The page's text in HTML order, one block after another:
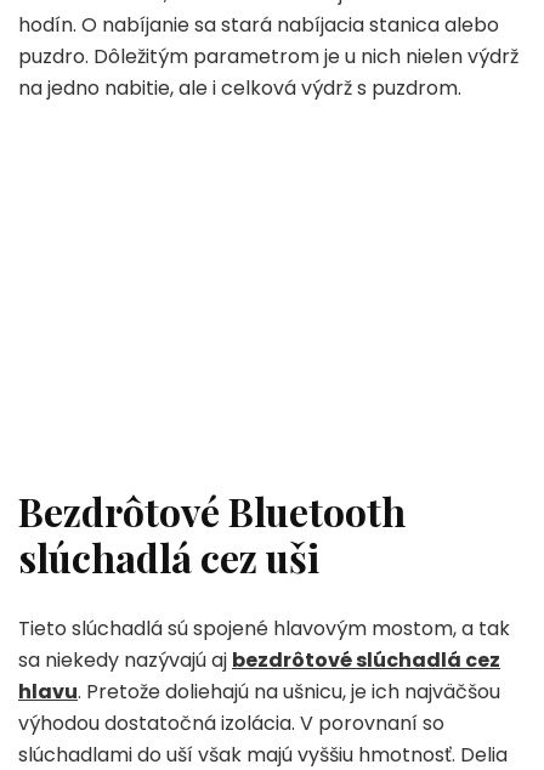
hodín. O nabíjanie sa stará nabíjacia stanica alebo
puzdro. Dôležitým parametrom je u nich nielen výdrž
na jedno nabitie, ale i celková výdrž s puzdrom.
Bezdrôtové Bluetooth
slúchadlá cez uši
Tieto slúchadlá sú spojené hlavovým mostom, a tak
sa niekedy nazývajú aj bezdrôtové slúchadlá cez
hlavu. Pretože doliehajú na ušnicu, je ich najväčšou
výhodou dostatočná izolácia. V porovnaní so
slúchadlami do uší však majú vyššiu hmotnosť. Delia